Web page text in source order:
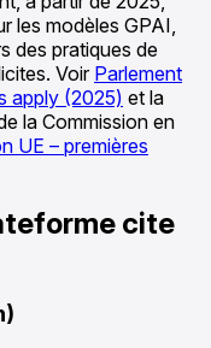
les modèles GPAI,
des pratiques de
Voir Parlement
apply (2025) et la
la Commission en
UE – premières
cite